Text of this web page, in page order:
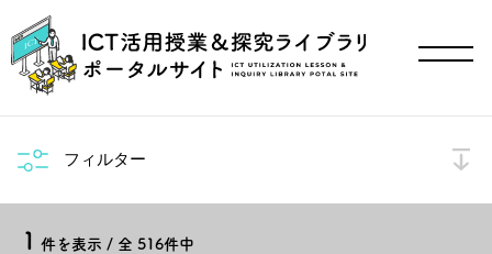
フィルター
1 件を表示 / 全 516件中